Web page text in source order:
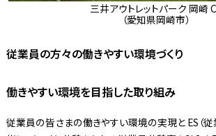
三井アウトレットパーク 岡崎
（愛知県岡崎市）
従業員の方々の働きやすい環境づくり
働きやすい環境を目指した取り組み
従業員の皆さまの働きやすい環境の実現と ES（